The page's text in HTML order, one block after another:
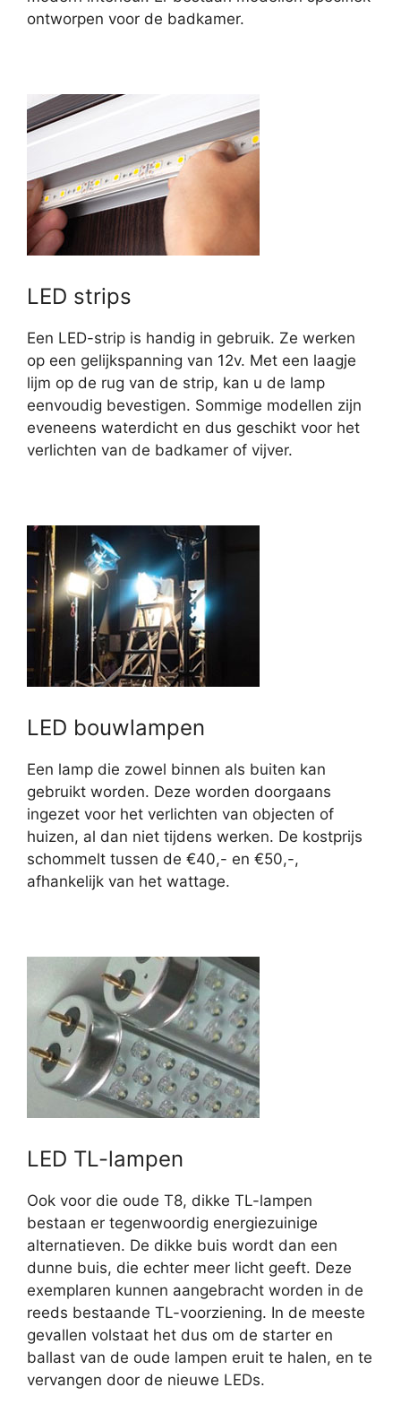
ontworpen voor de badkamer.
LED strips
Een LED-strip is handig in gebruik. Ze werken
op een gelijkspanning van 12v. Met een laagje
lijm op de rug van de strip, kan u de lamp
eenvoudig bevestigen. Sommige modellen zijn
eveneens waterdicht en dus geschikt voor het
verlichten van de badkamer of vijver.
LED bouwlampen
Een lamp die zowel binnen als buiten kan
gebruikt worden. Deze worden doorgaans
ingezet voor het verlichten van objecten of
huizen, al dan niet tijdens werken. De kostprijs
schommelt tussen de €40,- en €50,-,
afhankelijk van het wattage.
LED TL-lampen
Ook voor die oude T8, dikke TL-lampen
bestaan er tegenwoordig energiezuinige
alternatieven. De dikke buis wordt dan een
dunne buis, die echter meer licht geeft. Deze
exemplaren kunnen aangebracht worden in de
reeds bestaande TL-voorziening. In de meeste
gevallen volstaat het dus om de starter en
ballast van de oude lampen eruit te halen, en te
vervangen door de nieuwe LEDs.